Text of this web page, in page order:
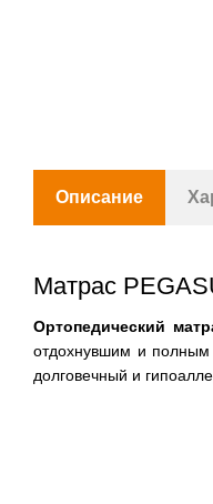
Описание
Матрас
Ортопедический
отдохнувшим и полным
долговечный и